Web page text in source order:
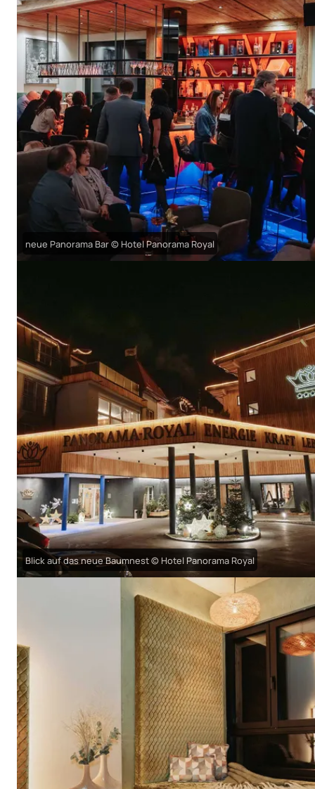
neue Panorama Bar © Hotel Panorama Royal
Blick auf das neue Baumnest © Hotel Panorama Royal